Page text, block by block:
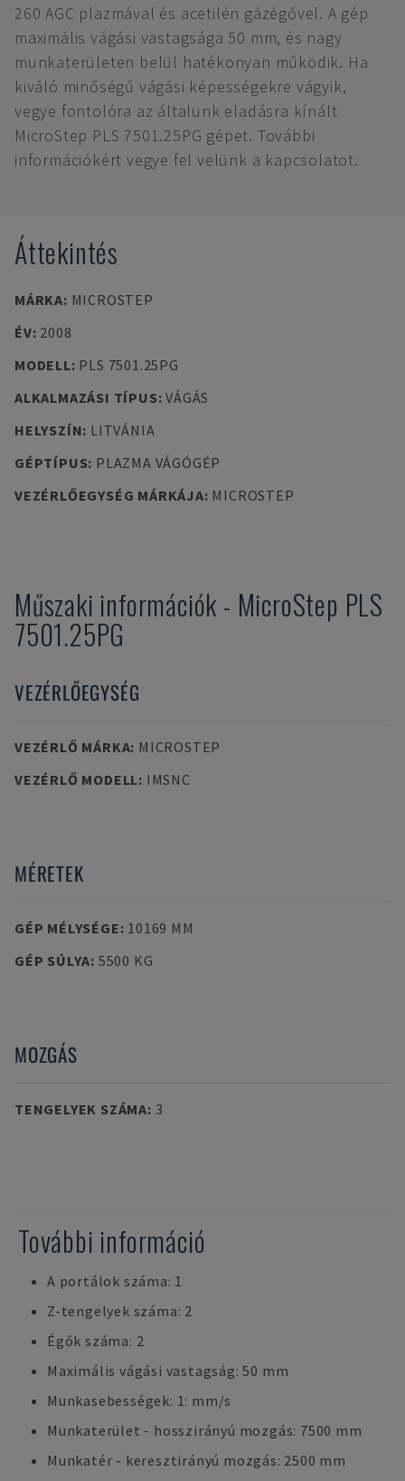
260 AGC plazmával és acetilén gázégővel. A gép
maximális vágási vastagsága 50 mm, és nagy
munkaterületen belül hatékonyan működik. Ha
kiváló minőségű vágási képességekre vágyik,
vegye fontolóra az általunk eladásra kínált
MicroStep PLS 7501.25PG gépet. További
információkért vegye fel velünk a kapcsolatot.
Áttekintés
MÁRKA: MICROSTEP
ÉV: 2008
MODELL: PLS 7501.25PG
ALKALMAZÁSI TÍPUS:VÁGÁS
HELYSZÍN: LITVÁNIA
GÉPTÍPUS: PLAZMA VÁGÓGÉP
VEZÉRLŐEGYSÉG MÁRKÁJA: MICROSTEP
Műszaki információk - MicroStep PLS
7501.25PG
VEZÉRLŐEGYSÉG
VEZÉRLŐ MÁRKA: MICROSTEP
VEZÉRLŐ MODELL: IMSNC
MÉRETEK
GÉP MÉLYSÉGE: 10169 MM
GÉP SÚLYA: 5500 KG
MOZGÁS
TENGELYEK SZÁMA: 3
További információ
A portálok száma: 1
Z-tengelyek száma: 2
Égők száma: 2
Maximális vágási vastagság: 50 mm
Munkasebességek: 1: mm/s
Munkaterület - hosszirányú mozgás: 7500 mm
Munkatér - keresztirányú mozgás: 2500 mm